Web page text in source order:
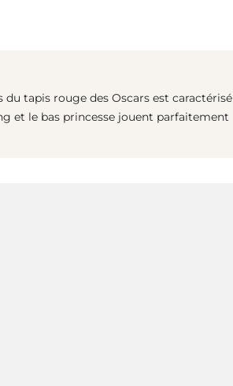
tapis rouge des Oscars est caractérisé
et le bas princesse jouent parfaitement